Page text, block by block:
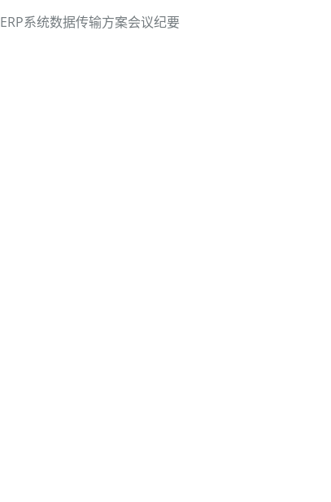
ERP系统数据传输方案会议纪要